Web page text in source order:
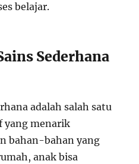
belajar.
Sederhana
adalah salah satu
yang menarik
bahan-bahan yang
anak bisa